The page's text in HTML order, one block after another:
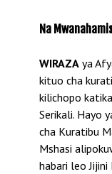
Na
WIRAZA ya
kituo cha
kilichopo
Serikali. Hayo
cha Kuratibu
Mshasi
habari leo